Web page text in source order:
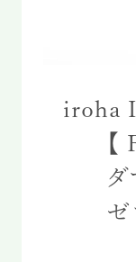
iroha
【
ゼ